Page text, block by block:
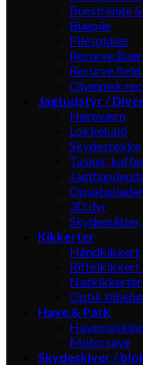
Buestrenge
Buepile
Pilespidser
Recurve Buer
Recurve
Olympisk
Jagtudstyr /
Høreværn
Lokkekald
Skydestokke
Tasker,
Opsatsplader
3D dyr
Kikkerter
Håndkikkert
Riffelkikkert
Natkikkerter
Optik
Have & Park
Motorsave
Skydeskiver /